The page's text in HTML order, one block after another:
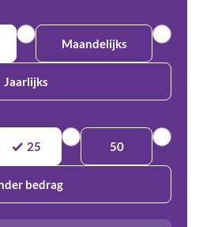
Maandelijks
Jaarlijks
25 50
bedrag